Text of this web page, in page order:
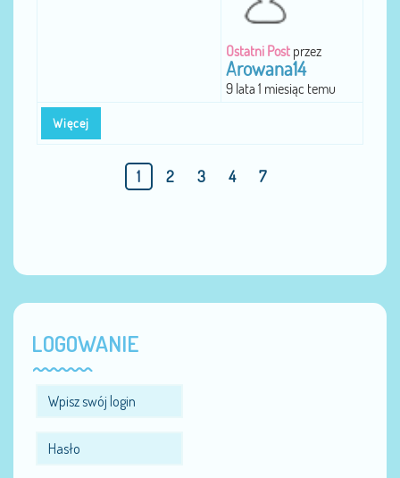
Więcej
Ostatni Post przez
Arowana14
9 lata 1 miesiąc temu
1 2 3 4 7
LOGOWANIE